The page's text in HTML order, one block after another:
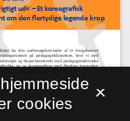
×
cookies